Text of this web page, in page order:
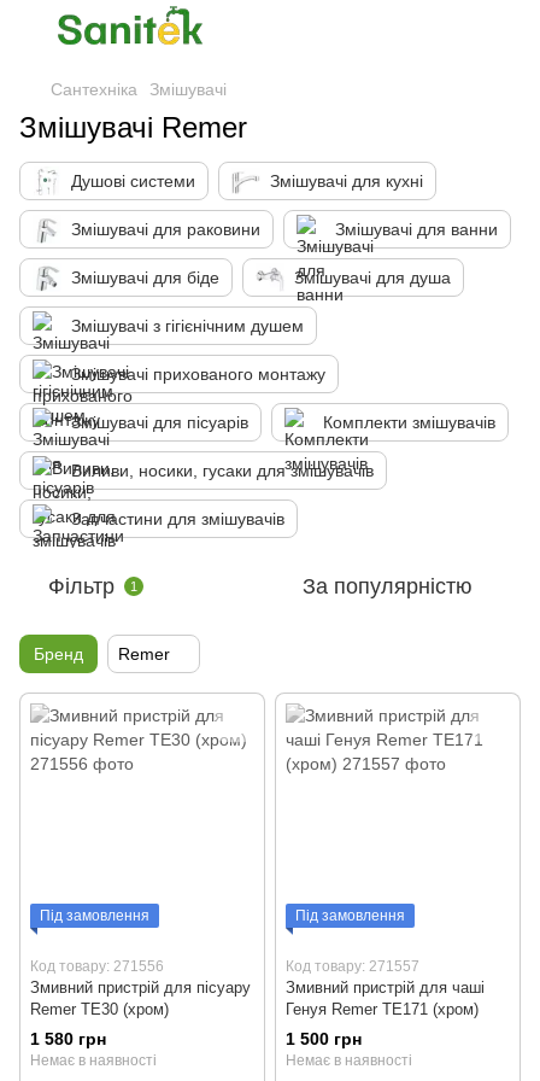
Сантехніка Змішувачі
Змішувачі Remer
Душові системи Змішувачі для кухні
Змішувачі для раковини Змішувачі для ванни
Змішувачі для біде Змішувачі для душа
Змішувачі з гігієнічним душем
Змішувачі прихованого монтажу
Змішувачі для пісуарів Комплекти змішувачів
Виливи, носики, гусаки для змішувачів
Запчастини для змішувачів
Фільтр 1 За популярністю
Бренд Remer
Під замовлення
Код товару: 271556
Змивний пристрій для пісуару
Remer TE30 (хром)
1 580 грн
Немає в наявності
Під замовлення
Код товару: 271557
Змивний пристрій для чаші
Генуя Remer TE171 (хром)
1 500 грн
Немає в наявності